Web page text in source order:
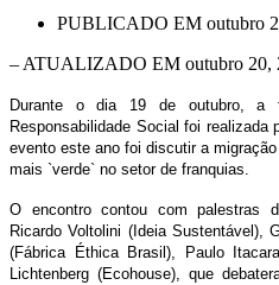
PUBLICADO EM outubro
– ATUALIZADO EM outubro 20,
Durante o dia 19 de outubro, a
Responsabilidade Social foi
evento este ano foi discutir a
mais `verde` no setor de franquias.
O encontro contou com palestras
Ricardo Voltolini (Ideia Sustentável),
(Fábrica Éthica Brasil), Paulo
Lichtenberg (Ecohouse), que